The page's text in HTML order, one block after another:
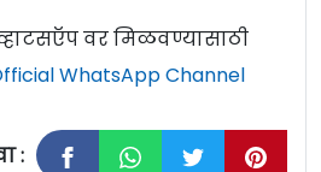
वर मिळवण्यासाठी
WhatsApp Channel
: